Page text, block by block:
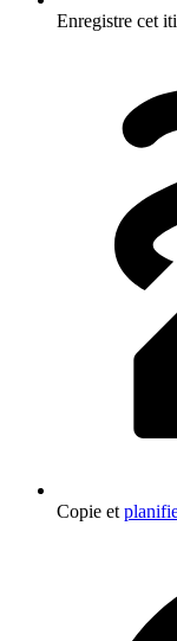
Enregistre cet
Copie et